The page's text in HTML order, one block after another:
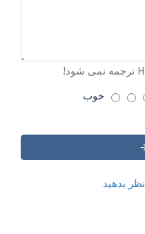
خوب
نظر بدهید